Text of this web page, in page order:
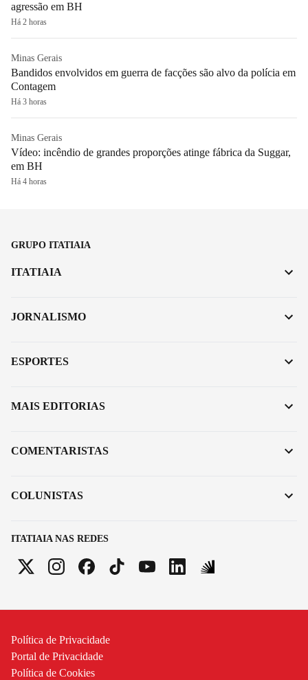
agressão em BH
Há 2 horas
Minas Gerais
Bandidos envolvidos em guerra de facções são alvo da polícia em
Contagem
Há 3 horas
Minas Gerais
Vídeo: incêndio de grandes proporções atinge fábrica da Suggar,
em BH
Há 4 horas
GRUPO ITATIAIA
ITATIAIA NAS REDES
ITATIAIA
JORNALISMO
ESPORTES
MAIS EDITORIAS
COMENTARISTAS
COLUNISTAS
Política de Privacidade
Portal de Privacidade
Política de Cookies